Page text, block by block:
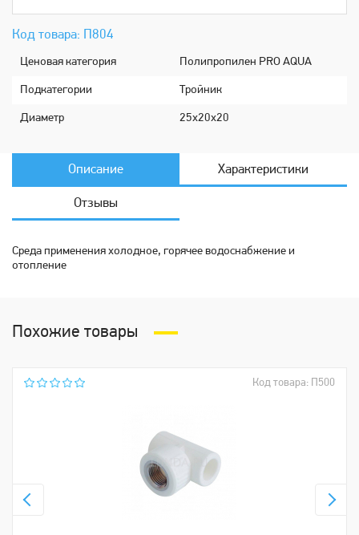
Код товара: П804
Ценовая категория Полипропилен PRO AQUA
Подкатeгории Тройник
Диaметр 25х20х20
Описание Характеристики
Отзывы
Среда применения холодное, горячее водоснабжение и
отопление
Похожие товары
Код товара: П500